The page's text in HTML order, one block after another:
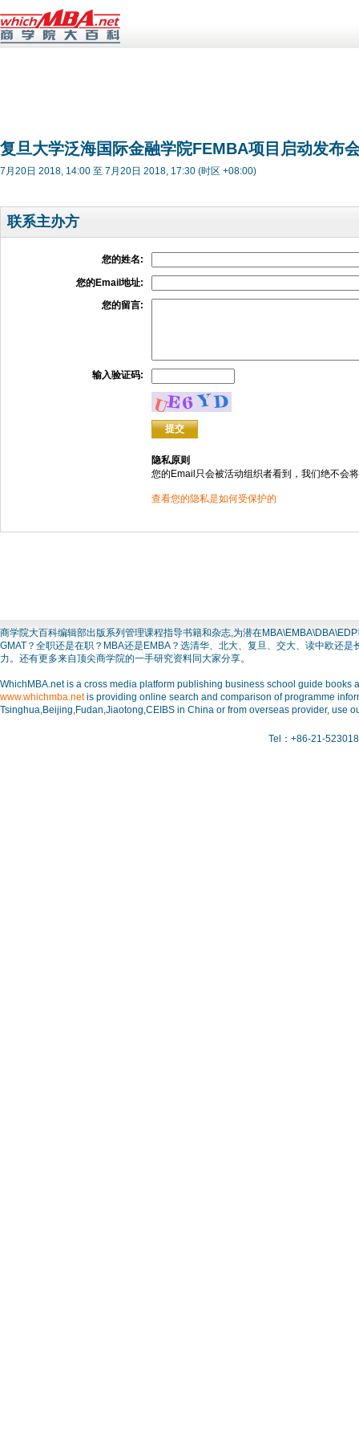
复旦大学泛海国际金融学院FEMBA项目启动发布
7月20日 2018, 14:00 至 7月20日 2018, 17:30 (时区 +08:00)
联系主办方
您的姓名:
您的Email地址:
您的留言:
输入验证码:
隐私原则
您的Email只会被活动组织者看到，我们绝不会
查看您的隐私是如何受保护的
商学院大百科编辑部出版系列管理课程指导书籍和杂志,为潜在
GMAT？全职还是在职？MBA还是EMBA？选清华、北大、复旦、交大、读中欧还是
力。还有更多来自顶尖商学院的一手研究资料同大家分享。
WhichMBA.net is a cross media platform publishing business school guide
www.whichmba.netis providing online search and comparison of programme
Tsinghua,Beijing,Fudan,Jiaotong,CEIBS in China or from overseas provider, use
Tel：+86-21-